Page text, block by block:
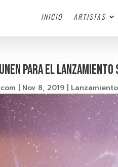
INICIO ARTISTAS
PARA EL LANZAMIENTO
| Nov 8, 2019 |